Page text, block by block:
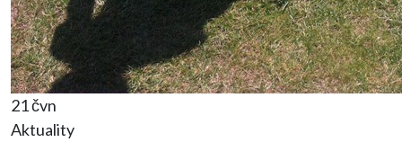
21 čvn
Aktuality